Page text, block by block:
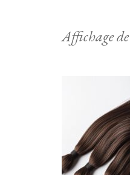
Affichage de